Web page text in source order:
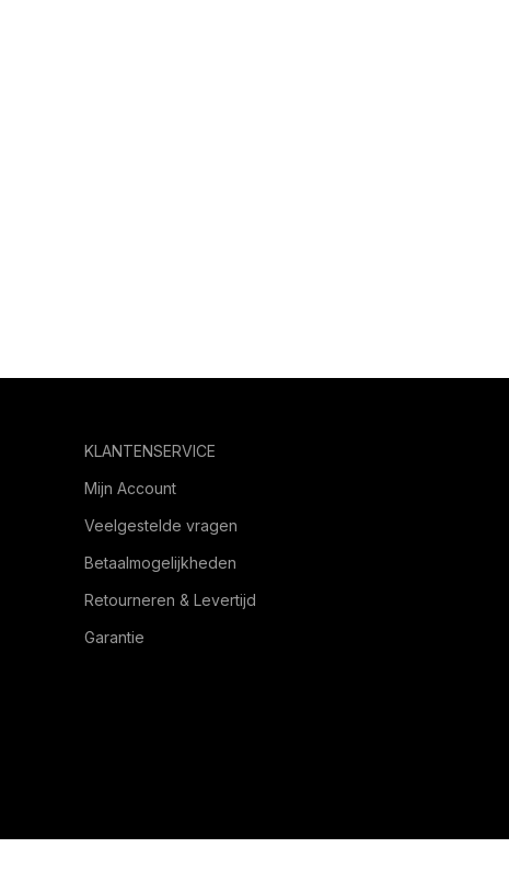
KLANTENSERVICE
Mijn Account
Veelgestelde vragen
Betaalmogelijkheden
Retourneren & Levertijd
Garantie